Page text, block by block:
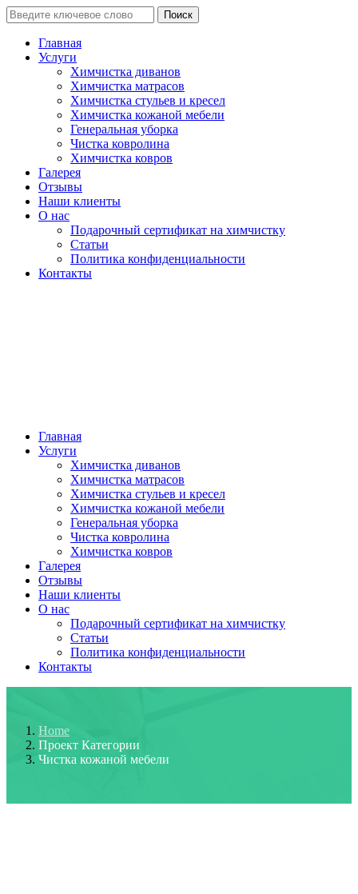
Поиск
Главная
Услуги
Химчистка диванов
Химчистка матрасов
Химчистка стульев и кресел
Химчистка кожаной мебели
Генеральная уборка
Чистка ковролина
Химчистка ковров
Галерея
Отзывы
Наши клиенты
О нас
Подарочный сертификат на химчистку
Статьи
Политика конфиденциальности
Контакты
Главная
Услуги
Химчистка диванов
Химчистка матрасов
Химчистка стульев и кресел
Химчистка кожаной мебели
Генеральная уборка
Чистка ковролина
Химчистка ковров
Галерея
Отзывы
Наши клиенты
О нас
Подарочный сертификат на химчистку
Статьи
Политика конфиденциальности
Контакты
Home
Проект Категории
Чистка кожаной мебели